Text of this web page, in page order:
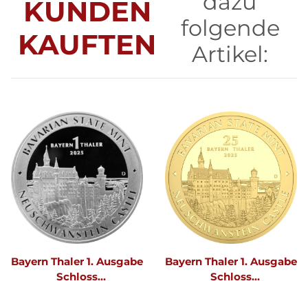
KUNDEN
KAUFTEN
folgende
Artikel:
Bayern Thaler 1. Ausgabe
Schloss
Bayern Thaler 1. Ausgabe
Schloss